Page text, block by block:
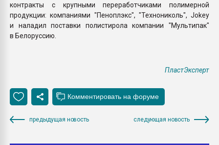
контракты с крупными переработчиками полимерной
продукции: компаниями "Пеноплэкс", "Технониколь", Jokey
и наладил поставки полистирола компании "Мультипак"
в Белоруссию.
ПластЭксперт
предыдущая новость следующая новость